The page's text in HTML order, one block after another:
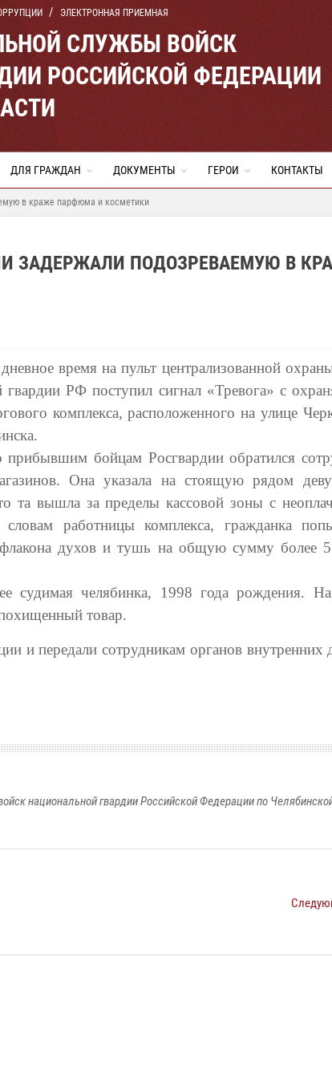
ЭЛЕКТРОННАЯ ПРИЕМНАЯ
СЛУЖБЫ ВОЙСК
РОССИЙСКОЙ ФЕДЕРАЦИИ
ДЛЯ ГРАЖДАН ДОКУМЕНТЫ ГЕРОИ КОНТАКТЫ
в краже парфюма и косметики
ЗАДЕРЖАЛИ ПОДОЗРЕВАЕМУЮ В
время на пульт централизованной
гвардии РФ поступил сигнал «Тревога» с
комплекса, расположенного на улице
прибывшим бойцам Росгвардии обратился
Она указала на стоящую рядом
та вышла за пределы кассовой зоны с
работницы комплекса, гражданка
духов и тушь на общую сумму более
судимая челябинка, 1998 года рождения.
товар.
и передали сотрудникам органов внутренних
национальной гвардии Российской Федерации по